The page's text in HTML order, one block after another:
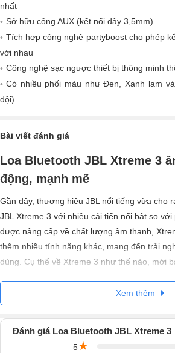
nhất
Sở hữu cổng AUX (kết nối dây 3,5mm)
Tích hợp công nghệ partyboost cho phép
với nhau
Công nghệ sạc ngược thiết bị thông minh
Có nhiều phối màu như Đen, Xanh lam
đội)
Bài viết đánh giá
Loa Bluetooth JBL Xtreme 3
động, mạnh mẽ
Gần đây, thương hiệu JBL nổi tiếng vừa cho
JBL Xtreme 3 với nhiều cải tiến nổi bật so
được nâng cấp về chất lượng âm thanh,
thêm nhiều tính năng khác, mang đến trải
dùng. Cụ thể về Xtreme 3 như thế nào, mời
Xem thêm
Đánh giá Loa Bluetooth JBL Xtreme 3
5★